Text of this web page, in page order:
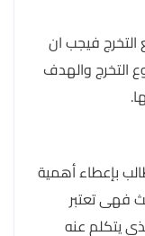
فيجب ان
التخرج والهدف
بإعطاء أهمية
فهى تعتبر
يتكلم عنه